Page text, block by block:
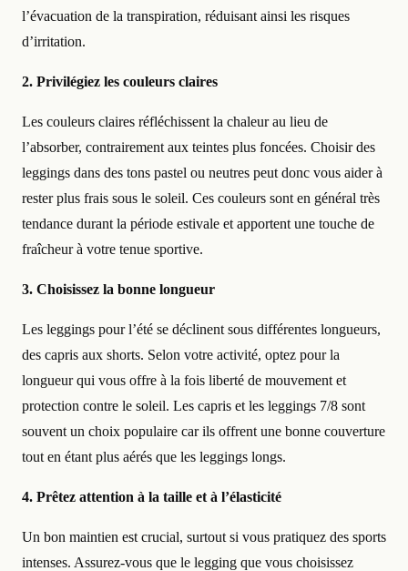
l’évacuation de la transpiration, réduisant ainsi les risques
d’irritation.
2. Privilégiez les couleurs claires
Les couleurs claires réfléchissent la chaleur au lieu de
l’absorber, contrairement aux teintes plus foncées. Choisir des
leggings dans des tons pastel ou neutres peut donc vous aider à
rester plus frais sous le soleil. Ces couleurs sont en général très
tendance durant la période estivale et apportent une touche de
fraîcheur à votre tenue sportive.
3. Choisissez la bonne longueur
Les leggings pour l’été se déclinent sous différentes longueurs,
des capris aux shorts. Selon votre activité, optez pour la
longueur qui vous offre à la fois liberté de mouvement et
protection contre le soleil. Les capris et les leggings 7/8 sont
souvent un choix populaire car ils offrent une bonne couverture
tout en étant plus aérés que les leggings longs.
4. Prêtez attention à la taille et à l’élasticité
Un bon maintien est crucial, surtout si vous pratiquez des sports
intenses. Assurez-vous que le legging que vous choisissez